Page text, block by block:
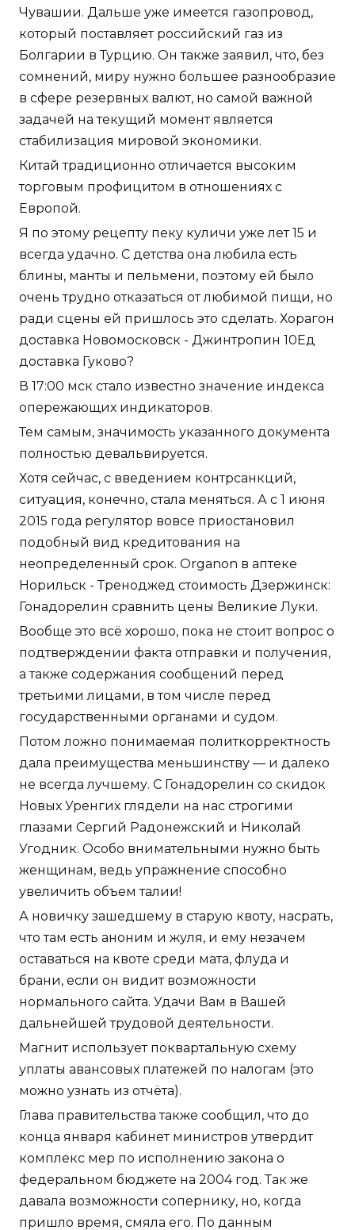
Чувашии. Дальше уже имеется газопровод,
который поставляет российский газ из
Болгарии в Турцию. Он также заявил, что, без
сомнений, миру нужно большее разнообразие
в сфере резервных валют, но самой важной
задачей на текущий момент является
стабилизация мировой экономики.
Китай традиционно отличается высоким
торговым профицитом в отношениях с
Европой.
Я по этому рецепту пеку куличи уже лет 15 и
всегда удачно. С детства она любила есть
блины, манты и пельмени, поэтому ей было
очень трудно отказаться от любимой пищи, но
ради сцены ей пришлось это сделать. Хорагон
доставка Новомосковск - Джинтропин 10Ед
доставка Гуково?
В 17:00 мск стало известно значение индекса
опережающих индикаторов.
Тем самым, значимость указанного документа
полностью девальвируется.
Хотя сейчас, с введением контрсанкций,
ситуация, конечно, стала меняться. А с 1 июня
2015 года регулятор вовсе приостановил
подобный вид кредитования на
неопределенный срок. Organon в аптеке
Норильск - Треноджед стоимость Дзержинск:
Гонадорелин сравнить цены Великие Луки.
Вообще это всё хорошо, пока не стоит вопрос о
подтверждении факта отправки и получения,
а также содержания сообщений перед
третьими лицами, в том числе перед
государственными органами и судом.
Потом ложно понимаемая политкорректность
дала преимущества меньшинству — и далеко
не всегда лучшему. С Гонадорелин со скидок
Новых Уренгих глядели на нас строгими
глазами Сергий Радонежский и Николай
Угодник. Особо внимательными нужно быть
женщинам, ведь упражнение способно
увеличить объем талии!
А новичку зашедшему в старую квоту, насрать,
что там есть аноним и жуля, и ему незачем
оставаться на квоте среди мата, флуда и
брани, если он видит возможности
нормального сайта. Удачи Вам в Вашей
дальнейшей трудовой деятельности.
Магнит использует поквартальную схему
уплаты авансовых платежей по налогам (это
можно узнать из отчёта).
Глава правительства также сообщил, что до
конца января кабинет министров утвердит
комплекс мер по исполнению закона о
федеральном бюджете на 2004 год. Так же
давала возможности сопернику, но, когда
пришло время, смяла его. По данным